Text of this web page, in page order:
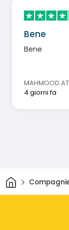
Bene
Bene
MAHMOOD
4 giorni fa
Casa